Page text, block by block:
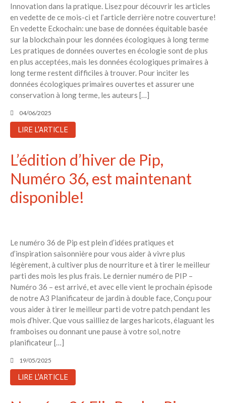
Innovation dans la pratique. Lisez pour découvrir les articles
en vedette de ce mois-ci et l’article derrière notre couverture!
En vedette Eckochain: une base de données équitable basée
sur la blockchain pour les données écologiques à long terme
Les pratiques de données ouvertes en écologie sont de plus
en plus acceptées, mais les données écologiques primaires à
long terme restent difficiles à trouver. Pour inciter les
données écologiques primaires ouvertes et assurer une
conservation à long terme, les auteurs […]
04/06/2025
LIRE L'ARTICLE
L’édition d’hiver de Pip,
Numéro 36, est maintenant
disponible!
Le numéro 36 de Pip est plein d’idées pratiques et
d’inspiration saisonnière pour vous aider à vivre plus
légèrement, à cultiver plus de nourriture et à tirer le meilleur
parti des mois les plus frais. Le dernier numéro de PIP –
Numéro 36 – est arrivé, et avec elle vient le prochain épisode
de notre A3 Planificateur de jardin à double face, Conçu pour
vous aider à tirer le meilleur parti de votre patch pendant les
mois d’hiver. Que vous sailliez de larges haricots, élaguant les
framboises ou donnant une pause à votre sol, notre
planificateur […]
19/05/2025
LIRE L'ARTICLE